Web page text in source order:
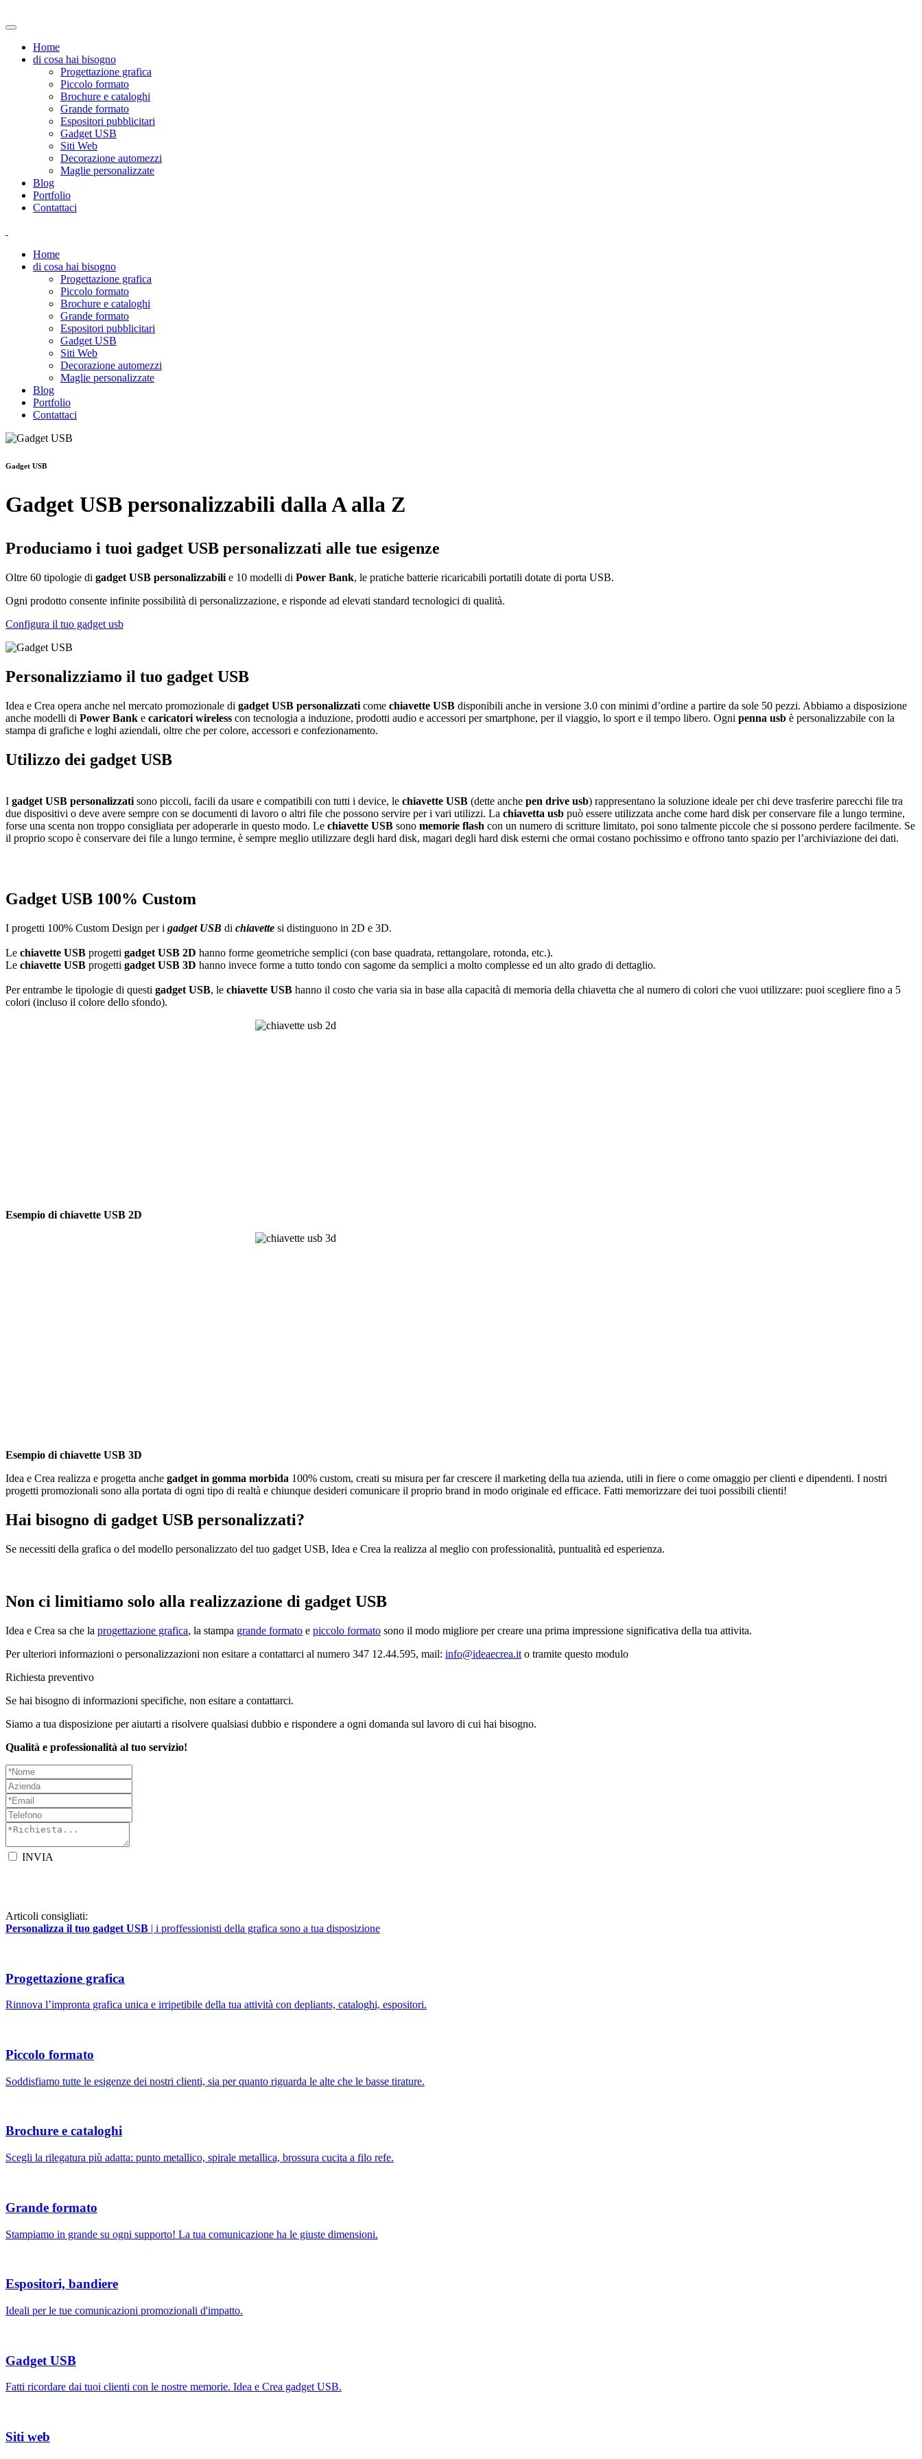
Home
di cosa hai bisogno
Progettazione grafica
Piccolo formato
Brochure e cataloghi
Grande formato
Espositori pubblicitari
Gadget USB
Siti Web
Decorazione automezzi
Maglie personalizzate
Blog
Portfolio
Contattaci
Home
di cosa hai bisogno
Progettazione grafica
Piccolo formato
Brochure e cataloghi
Grande formato
Espositori pubblicitari
Gadget USB
Siti Web
Decorazione automezzi
Maglie personalizzate
Blog
Portfolio
Contattaci
Gadget USB
Gadget USB personalizzabili dalla A alla Z
Produciamo i tuoi gadget USB personalizzati alle tue esigenze
Oltre 60 tipologie di gadget USB personalizzabili e 10 modelli di Power Bank, le pratiche batterie ricaricabili portatili dotate di porta USB.
Ogni prodotto consente infinite possibilità di personalizzazione, e risponde ad elevati standard tecnologici di qualità.
Configura il tuo gadget usb
Personalizziamo il tuo gadget USB
Idea e Crea opera anche nel mercato promozionale di gadget USB personalizzati come chiavette USB disponibili anche in versione 3.0 con minimi d’ordine a partire da sole 50 pezzi. Abbiamo a disposizione
anche modelli di Power Bank e caricatori wireless con tecnologia a induzione, prodotti audio e accessori per smartphone, per il viaggio, lo sport e il tempo libero. Ogni penna usb è personalizzabile con la
stampa di grafiche e loghi aziendali, oltre che per colore, accessori e confezionamento.
Utilizzo dei gadget USB
I gadget USB personalizzati sono piccoli, facili da usare e compatibili con tutti i device, le chiavette USB (dette anche pen drive usb) rappresentano la soluzione ideale per chi deve trasferire parecchi file tra
due dispositivi o deve avere sempre con se documenti di lavoro o altri file che possono servire per i vari utilizzi. La chiavetta usb può essere utilizzata anche come hard disk per conservare file a lungo termine,
forse una scenta non troppo consigliata per adoperarle in questo modo. Le chiavette USB sono memorie flash con un numero di scritture limitato, poi sono talmente piccole che si possono perdere facilmente. Se
il proprio scopo è conservare dei file a lungo termine, è sempre meglio utilizzare degli hard disk, magari degli hard disk esterni che ormai costano pochissimo e offrono tanto spazio per l’archiviazione dei dati.
Gadget USB 100% Custom
I progetti 100% Custom Design per i gadget USB di chiavette si distinguono in 2D e 3D.
Le chiavette USB progetti gadget USB 2D hanno forme geometriche semplici (con base quadrata, rettangolare, rotonda, etc.).
Le chiavette USB progetti gadget USB 3D hanno invece forme a tutto tondo con sagome da semplici a molto complesse ed un alto grado di dettaglio.
Per entrambe le tipologie di questi gadget USB, le chiavette USB hanno il costo che varia sia in base alla capacità di memoria della chiavetta che al numero di colori che vuoi utilizzare: puoi scegliere fino a 5
colori (incluso il colore dello sfondo).
Esempio di chiavette USB 2D
Esempio di chiavette USB 3D
Idea e Crea realizza e progetta anche gadget in gomma morbida 100% custom, creati su misura per far crescere il marketing della tua azienda, utili in fiere o come omaggio per clienti e dipendenti. I nostri
progetti promozionali sono alla portata di ogni tipo di realtà e chiunque desideri comunicare il proprio brand in modo originale ed efficace. Fatti memorizzare dei tuoi possibili clienti!
Hai bisogno di gadget USB personalizzati?
Se necessiti della grafica o del modello personalizzato del tuo gadget USB, Idea e Crea la realizza al meglio con professionalità, puntualità ed esperienza.
Non ci limitiamo solo alla realizzazione di gadget USB
Idea e Crea sa che la progettazione grafica, la stampa grande formato e piccolo formato sono il modo migliore per creare una prima impressione significativa della tua attivita.
Per ulteriori informazioni o personalizzazioni non esitare a contattarci al numero 347 12.44.595, mail: info@ideaecrea.it o tramite questo modulo
Richiesta preventivo
Se hai bisogno di informazioni specifiche, non esitare a contattarci.
Siamo a tua disposizione per aiutarti a risolvere qualsiasi dubbio e rispondere a ogni domanda sul lavoro di cui hai bisogno.
Qualità e professionalità al tuo servizio!
INVIA
Articoli consigliati:
Personalizza il tuo gadget USB | i proffessionisti della grafica sono a tua disposizione
Progettazione grafica
Rinnova l’impronta grafica unica e irripetibile della tua attività con depliants, cataloghi, espositori.
Piccolo formato
Soddisfiamo tutte le esigenze dei nostri clienti, sia per quanto riguarda le alte che le basse tirature.
Brochure e cataloghi
Scegli la rilegatura più adatta: punto metallico, spirale metallica, brossura cucita a filo refe.
Grande formato
Stampiamo in grande su ogni supporto! La tua comunicazione ha le giuste dimensioni.
Espositori, bandiere
Ideali per le tue comunicazioni promozionali d'impatto.
Gadget USB
Fatti ricordare dai tuoi clienti con le nostre memorie. Idea e Crea gadget USB.
Siti web